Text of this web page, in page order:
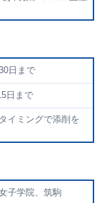
日まで
日まで
イミングで添削を
子学院、筑駒